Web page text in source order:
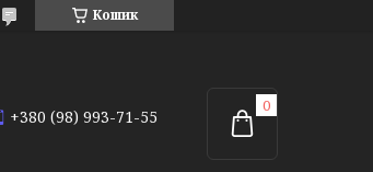
Кошик
+380 (98) 993-71-55